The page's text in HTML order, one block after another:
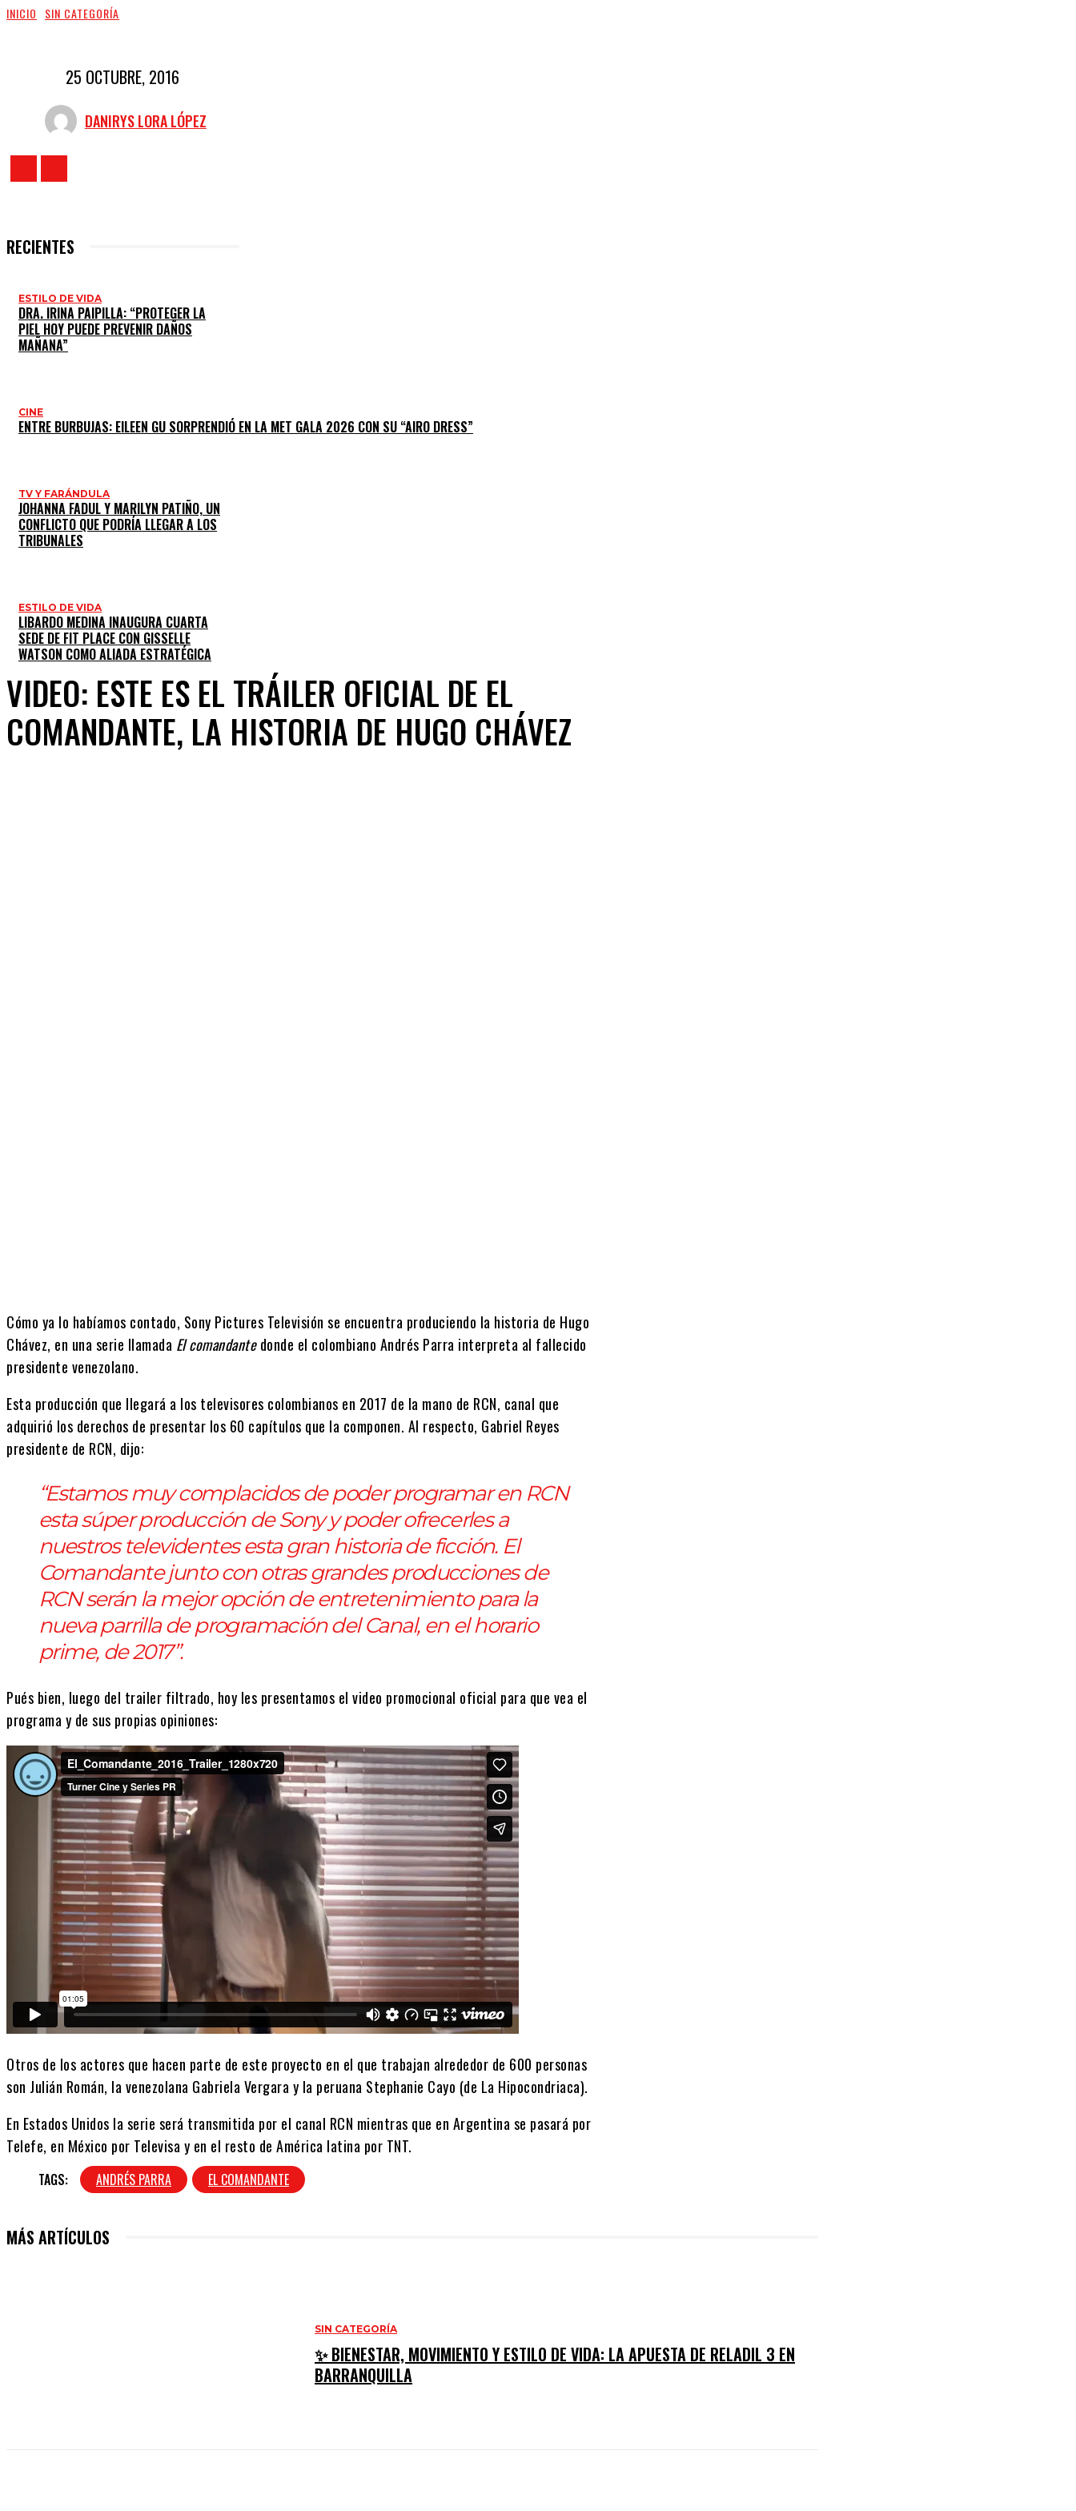
INICIO SIN CATEGORÍA
25 OCTUBRE, 2016
DANIRYS LORA LÓPEZ
RECIENTES
ESTILO DE VIDA
DRA. IRINA PAIPILLA: “PROTEGER LA
PIEL HOY PUEDE PREVENIR DAÑOS
MAÑANA”
CINE
ENTRE BURBUJAS: EILEEN GU SORPRENDIÓ EN LA MET GALA 2026 CON SU “AIRO DRESS”
TV Y FARÁNDULA
JOHANNA FADUL Y MARILYN PATIÑO, UN
CONFLICTO QUE PODRÍA LLEGAR A LOS
TRIBUNALES
ESTILO DE VIDA
LIBARDO MEDINA INAUGURA CUARTA
SEDE DE FIT PLACE CON GISSELLE
WATSON COMO ALIADA ESTRATÉGICA
VIDEO: ESTE ES EL TRÁILER OFICIAL DE EL
COMANDANTE, LA HISTORIA DE HUGO CHÁVEZ
Cómo ya lo habíamos contado, Sony Pictures Televisión se encuentra produciendo la historia de Hugo
Chávez, en una serie llamada El comandantedonde el colombiano Andrés Parra interpreta al fallecido
presidente venezolano.
Esta producción que llegará a los televisores colombianos en 2017 de la mano de RCN, canal que
adquirió los derechos de presentar los 60 capítulos que la componen. Al respecto, Gabriel Reyes
presidente de RCN, dijo:
“Estamos muy complacidos de poder programar en RCN
esta súper producción de Sony y poder ofrecerles a
nuestros televidentes esta gran historia de ficción. El
Comandante junto con otras grandes producciones de
RCN serán la mejor opción de entretenimiento para la
nueva parrilla de programación del Canal, en el horario
prime, de 2017”.
Pués bien, luego del trailer filtrado, hoy les presentamos el video promocional oficial para que vea el
programa y de sus propias opiniones:
Otros de los actores que hacen parte de este proyecto en el que trabajan alrededor de 600 personas
son Julián Román, la venezolana Gabriela Vergara y la peruana Stephanie Cayo (de La Hipocondriaca).
En Estados Unidos la serie será transmitida por el canal RCN mientras que en Argentina se pasará por
Telefe, en México por Televisa y en el resto de América latina por TNT.
TAGS: ANDRÉS PARRA EL COMANDANTE
MÁS ARTÍCULOS
SIN CATEGORÍA
✨ BIENESTAR, MOVIMIENTO Y ESTILO DE VIDA: LA APUESTA DE RELADIL 3 EN
BARRANQUILLA